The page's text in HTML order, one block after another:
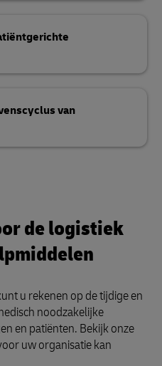
van
de logistiek
u rekenen op de tijdige en
noodzakelijke
en patiënten. Bekijk onze
uw organisatie kan